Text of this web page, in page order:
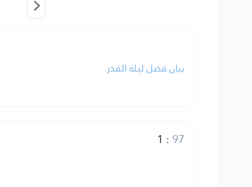
بيان فضل ليلة القدر.
1 :97